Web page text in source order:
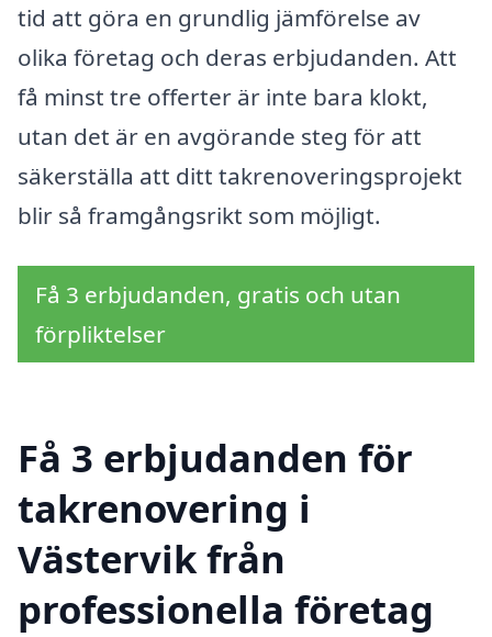
tid att göra en grundlig jämförelse av
olika företag och deras erbjudanden. Att
få minst tre offerter är inte bara klokt,
utan det är en avgörande steg för att
säkerställa att ditt takrenoveringsprojekt
blir så framgångsrikt som möjligt.
Få 3 erbjudanden, gratis och utan
förpliktelser
Få 3 erbjudanden för
takrenovering i
Västervik från
professionella företag